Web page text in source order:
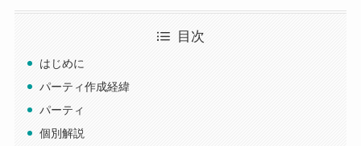
目次
はじめに
パーティ作成経緯
パーティ
個別解説